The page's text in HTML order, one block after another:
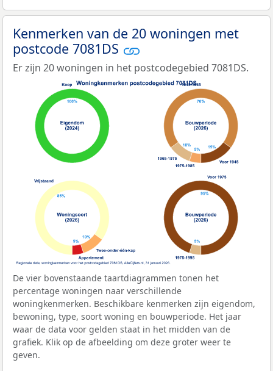
Kenmerken van de 20 woningen met
postcode 7081DS
Er zijn 20 woningen in het postcodegebied 7081DS.
De vier bovenstaande taartdiagrammen tonen het
percentage woningen naar verschillende
woningkenmerken. Beschikbare kenmerken zijn eigendom,
bewoning, type, soort woning en bouwperiode. Het jaar
waar de data voor gelden staat in het midden van de
grafiek. Klik op de afbeelding om deze groter weer te
geven.